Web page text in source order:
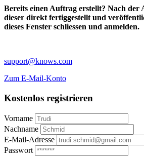
Bereits einen Auftrag erstellt? Nach der
dieser direkt fertiggestellt und
dieses Fenster schliessen und anmelden.
support@knows.com
Zum E-Mail-Konto
Kostenlos registrieren
Vorname
Nachname
E-Mail-Adresse
Passwort